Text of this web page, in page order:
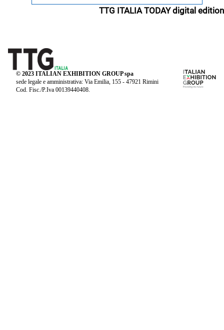
TTG ITALIA TODAY digital edition
© 2023 ITALIAN EXHIBITION GROUP spa
sede legale e amministrativa: Via Emilia, 155 - 47921 Rimini
Cod. Fisc./P.Iva 00139440408.